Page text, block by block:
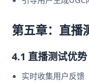
第五章：直播
4.1 直播测试优势
实时收集用户反馈